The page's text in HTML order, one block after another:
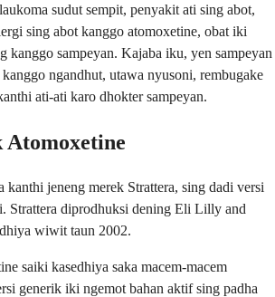
sudut sempit, penyakit ati sing abot,
sing abot kanggo atomoxetine, obat iki
kanggo sampeyan. Kajaba iku, yen sampeyan
ngandhut, utawa nyusoni, rembugake
ati-ati karo dhokter sampeyan.
Atomoxetine
kanthi jeneng merek Strattera, sing dadi versi
Strattera diprodhuksi dening Eli Lilly and
wiwit taun 2002.
saiki kasedhiya saka macem-macem
generik iki ngemot bahan aktif sing padha